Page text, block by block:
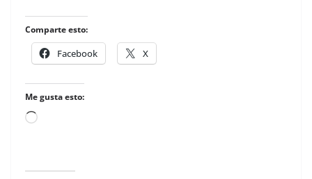
Comparte esto:
Facebook X
Me gusta esto:
Loading…